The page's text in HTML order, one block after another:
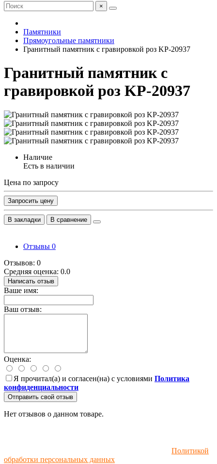
×
Памятники
Прямоугольные памятники
Гранитный памятник с гравировкой роз KP-20937
Гранитный памятник с
гравировкой роз KP-20937
Наличие
Есть в наличии
Цена по запросу
Запросить цену
В закладки В сравнение
Отзывы 0
Отзывов: 0
Средняя оценка: 0.0
Написать отзыв
Ваше имя:
Ваш отзыв:
Оценка:
Я прочитал(а) и согласен(на) с условиями Политика
конфиденциальности
Отправить свой отзыв
Нет отзывов о данном товаре.
Политикой
обработки персональных данных